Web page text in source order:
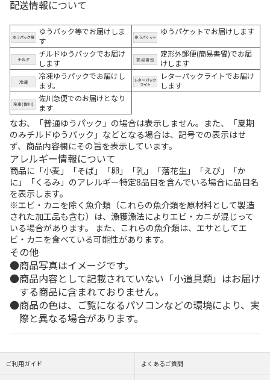
配送情報について
ゆうパック等でお届けしま
す
ゆうパケットでお届けします
チルドゆうパックでお届け
します
定形外郵便(簡易書留)でお届
けします
冷凍ゆうパックでお届けし
ます。
レターパックライトでお届け
します
佐川急便でのお届けとなり
ます
なお、「普通ゆうパック」の場合は表示しません。また、「夏期
のみチルドゆうパック」などとなる場合は、記号での表示はせ
ず、商品内容欄にその旨を表示しています。
アレルギー情報について
商品に「小麦」「そば」「卵」「乳」「落花生」「えび」「か
に」「くるみ」のアレルギー特定8品目を含んでいる場合に品目名
を表示します。
※エビ・カニを除く魚介類（これらの魚介類を原材料として製造
された加工品も含む）は、漁獲漁法によりエビ・カニが混じって
いる場合があります。 また、これらの魚介類は、エサとしてエ
ビ・カニを食べている可能性があります。
その他
商品写真はイメージです。
商品内容として記載されていない「小道具類」はお届け
する商品に含まれておりません。
商品の色は、ご覧になるパソコンなどの環境により、実
際と異なる場合があります。
ご利用ガイド よくあるご質問